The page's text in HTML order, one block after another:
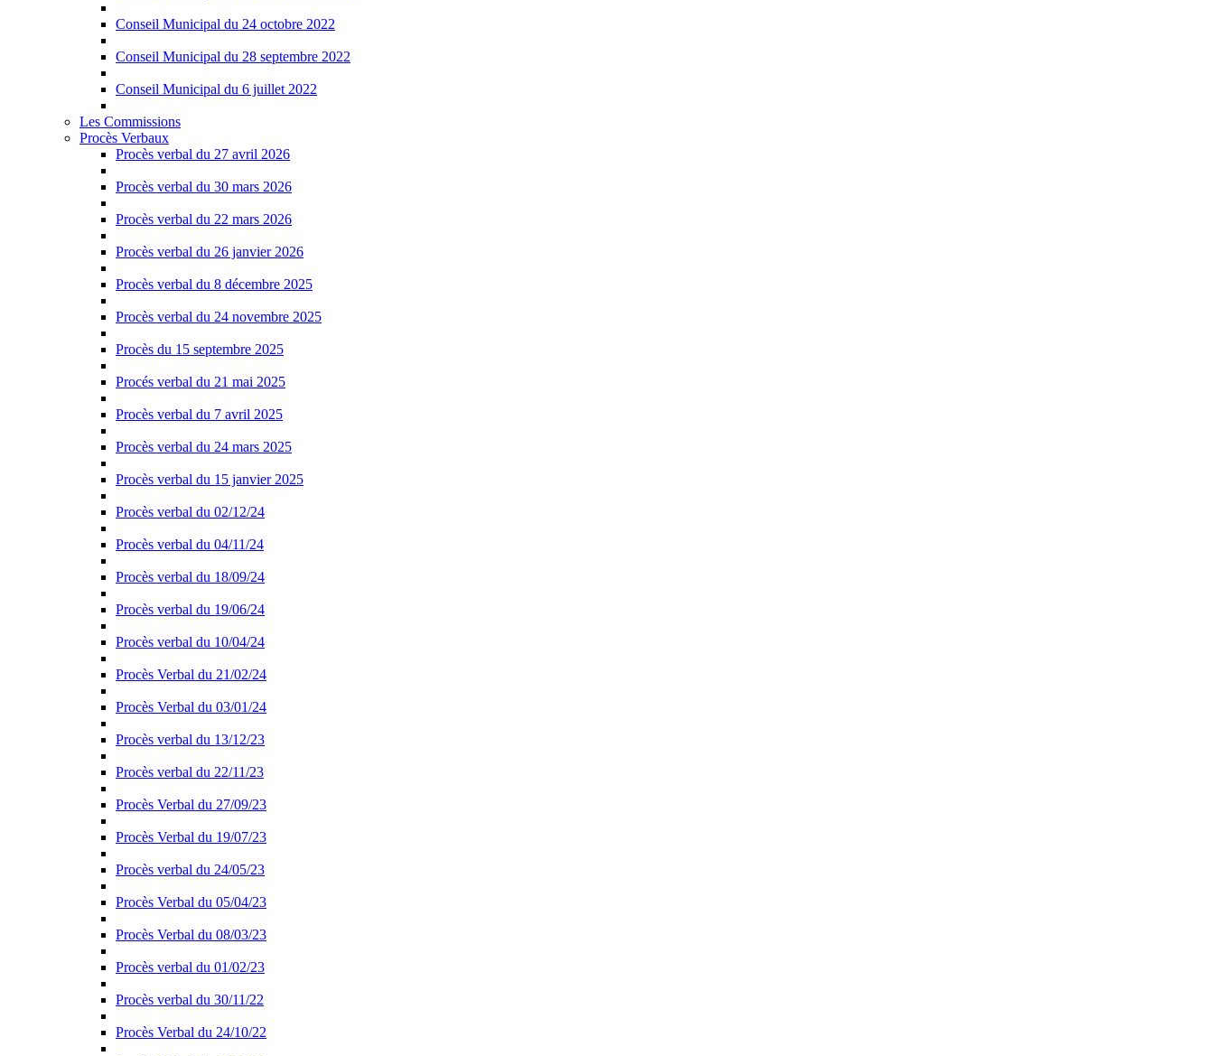
Conseil Municipal du 24 octobre 2022
Conseil Municipal du 28 septembre 2022
Conseil Municipal du 6 juillet 2022
Les Commissions
Procès Verbaux
Procès verbal du 27 avril 2026
Procès verbal du 30 mars 2026
Procès verbal du 22 mars 2026
Procès verbal du 26 janvier 2026
Procès verbal du 8 décembre 2025
Procès verbal du 24 novembre 2025
Procès du 15 septembre 2025
Procés verbal du 21 mai 2025
Procès verbal du 7 avril 2025
Procès verbal du 24 mars 2025
Procès verbal du 15 janvier 2025
Procès verbal du 02/12/24
Procès verbal du 04/11/24
Procès verbal du 18/09/24
Procès verbal du 19/06/24
Procès verbal du 10/04/24
Procès Verbal du 21/02/24
Procès Verbal du 03/01/24
Procès verbal du 13/12/23
Procès verbal du 22/11/23
Procès Verbal du 27/09/23
Procès Verbal du 19/07/23
Procès verbal du 24/05/23
Procès Verbal du 05/04/23
Procès Verbal du 08/03/23
Procès verbal du 01/02/23
Procès verbal du 30/11/22
Procès Verbal du 24/10/22